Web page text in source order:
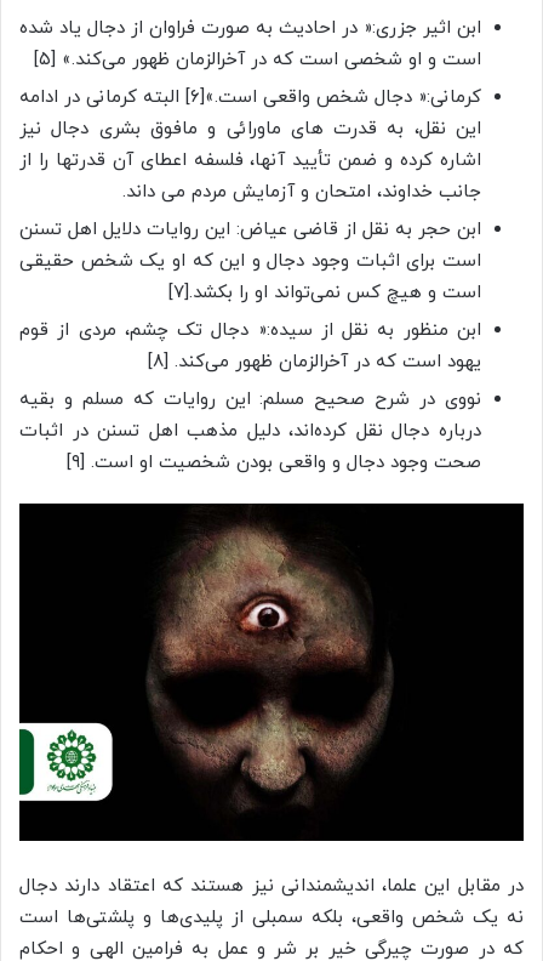
ابن اثیر جزری:« در احادیث به صورت فراوان از دجال یاد شده
است و او شخصی است که در آخرالزمان ظهور می‌کند.» [۵]
کرمانی:« دجال شخص واقعی است.»[۶] البته کرمانی در ادامه
این نقل، به قدرت های ماورائی و مافوق بشری دجال نیز
اشاره کرده و ضمن تأیید آنها، فلسفه اعطای آن قدرتها را از
جانب خداوند، امتحان و آزمایش مردم می داند.
ابن حجر به نقل از قاضی عیاض: این روایات دلایل اهل تسنن
است برای اثبات وجود دجال و این که او یک شخص حقیقی
است و هیچ کس نمی‌تواند او را بکشد.[۷]
ابن منظور به نقل از سیده:« دجال تک چشم، مردی از قوم
یهود است که در آخرالزمان ظهور می‌کند. [۸]
نووی در شرح صحیح مسلم: این روایات که مسلم و بقیه
درباره دجال نقل کرده‌اند، دلیل مذهب اهل تسنن در اثبات
صحت وجود دجال و واقعی بودن شخصیت او است. [۹]
در مقابل این علما، اندیشمندانی نیز هستند که اعتقاد دارند دجال
نه یک شخص واقعی، بلکه سمبلی از پلیدی‌ها و پلشتی‌ها است
که در صورت چیرگی خیر بر شر و عمل به فرامین الهی و احکام